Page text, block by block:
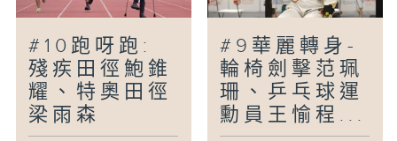
#10跑呀跑:
殘疾田徑鮑錐
耀、特奧田徑
梁雨森
#9華麗轉身-
輪椅劍擊范珮
珊、乒乓球運
勳員王愉程...